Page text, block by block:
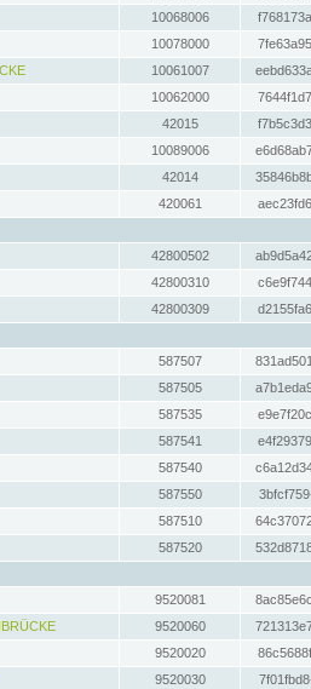
10068006
10078000
10061007
10062000
42015
10089006
42014
420061
42800502
42800310
42800309
587507
587505
587535
587541
587540
587550
587510
587520
9520081
9520060
9520020
9520030